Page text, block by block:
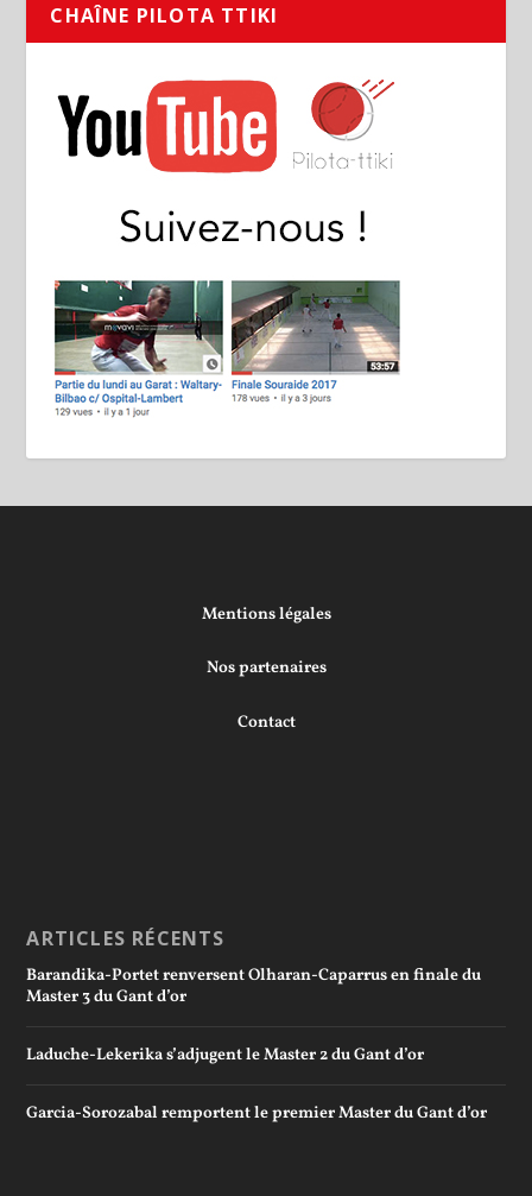
CHAÎNE PILOTA TTIKI
Mentions légales
Nos partenaires
Contact
ARTICLES RÉCENTS
Barandika-Portet renversent Olharan-Caparrus en finale du
Master 3 du Gant d’or
Laduche-Lekerika s’adjugent le Master 2 du Gant d’or
Garcia-Sorozabal remportent le premier Master du Gant d’or